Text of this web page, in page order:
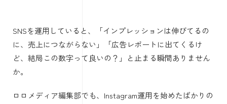
SNSを運用していると、「インプレッションは伸びてるの
に、売上につながらない」「広告レポートに出てくるけ
ど、結局この数字って良いの？」と止まる瞬間ありません
か。
ロロメディア編集部でも、Instagram運用を始めたばかりの